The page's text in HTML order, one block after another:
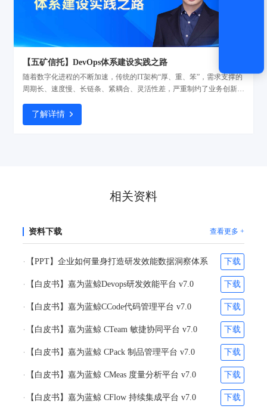
【五矿信托】DevOps体系建设实践之路
随着数字化进程的不断加速，传统的IT架构“厚、重、笨”，需求支撑的
周期长、速度慢、长链条、紧耦合、灵活性差，严重制约了业务创新模
DevOps工具链加强流程体系建设，用统一的工具链实现稳敏双态实践
并行，确保项目质量与管理的“可视、可管、可控、可信”。
了解详情
相关资料
资料下载 查看更多 +
【PPT】企业如何量身打造研发效能数据洞察体系 下载
【白皮书】嘉为蓝鲸Devops研发效能平台 v7.0 下载
【白皮书】嘉为蓝鲸CCode代码管理平台 v7.0 下载
【白皮书】嘉为蓝鲸 CTeam 敏捷协同平台 v7.0 下载
【白皮书】嘉为蓝鲸 CPack 制品管理平台 v7.0 下载
【白皮书】嘉为蓝鲸 CMeas 度量分析平台 v7.0 下载
【白皮书】嘉为蓝鲸 CFlow 持续集成平台 v7.0 下载